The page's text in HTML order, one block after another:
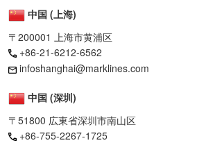
中国 (上海)
〒200001 上海市黄浦区
+86-21-6212-6562
infoshanghai@marklines.com
中国 (深圳)
〒51800 広東省深圳市南山区
+86-755-2267-1725